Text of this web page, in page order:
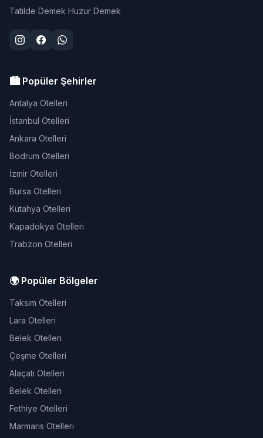
Tatilde Demek Huzur Demek
🏙️ Popüler Şehirler
Antalya Otelleri
İstanbul Otelleri
Ankara Otelleri
Bodrum Otelleri
İzmir Otelleri
Bursa Otelleri
Kütahya Otelleri
Kapadokya Otelleri
Trabzon Otelleri
🌍 Popüler Bölgeler
Taksim Otelleri
Lara Otelleri
Belek Otelleri
Çeşme Otelleri
Alaçatı Otelleri
Belek Otelleri
Fethiye Otelleri
Marmaris Otelleri